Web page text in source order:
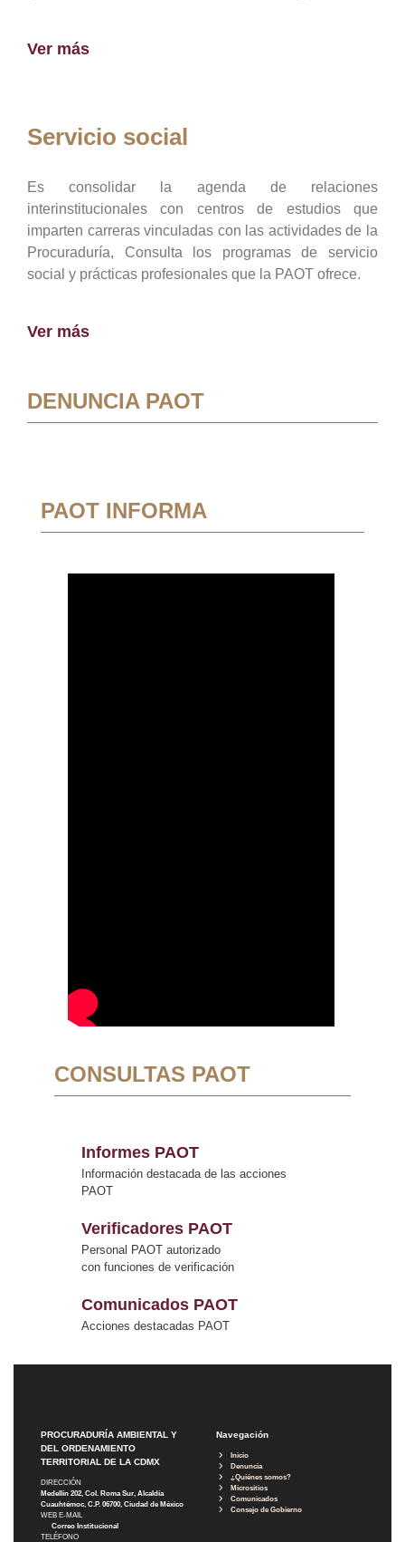
Ver más
Servicio social
Es consolidar la agenda de relaciones
interinstitucionales con centros de estudios que
imparten carreras vinculadas con las actividades de la
Procuraduría, Consulta los programas de servicio
social y prácticas profesionales que la PAOT ofrece.
Ver más
DENUNCIA PAOT
PAOT INFORMA
CONSULTAS PAOT
Informes PAOT
Información destacada de las acciones
PAOT
Verificadores PAOT
Personal PAOT autorizado
con funciones de verificación
Comunicados PAOT
Acciones destacadas PAOT
PROCURADURÍA AMBIENTAL Y
DEL ORDENAMIENTO
TERRITORIAL DE LA CDMX
DIRECCIÓN
Medellín 202, Col. Roma Sur, Alcaldía
Cuauhtémoc, C.P. 06700, Ciudad de México
WEB E-MAIL
Correo Institucional
TELÉFONO
Navegación
Inicio
Denuncia
¿Quiénes somos?
Micrositios
Comunicados
Consejo de Gobierno